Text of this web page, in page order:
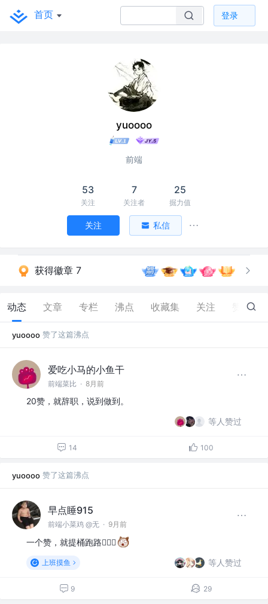
首页 登录
yuoooo
前端
53
关注
7
关注者
25
掘力值
关注 私信
获得徽章 7
动态 文章 专栏 沸点 收藏集 关注 116
yuoooo 赞了这篇沸点
爱吃小马的小鱼干
前端菜比 · 8月前
20赞，就辞职，说到做到。
等人赞过
14 100
yuoooo 赞了这篇沸点
早点睡915
前端小菜鸡 @无 · 9月前
一个赞，就提桶跑路🏃🏻‍♀️
上班摸鱼 等人赞过
9 29